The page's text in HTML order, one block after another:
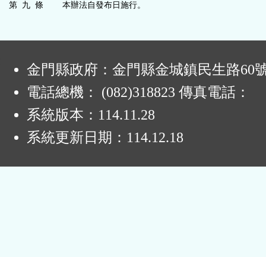
第 九 條 本辦法自發布日施行。
金門縣政府：金門縣金城鎮民生路60
電話總機： (082)318823 傳真電話：
系統版本： 114.11.28
系統更新日期： 114.12.18